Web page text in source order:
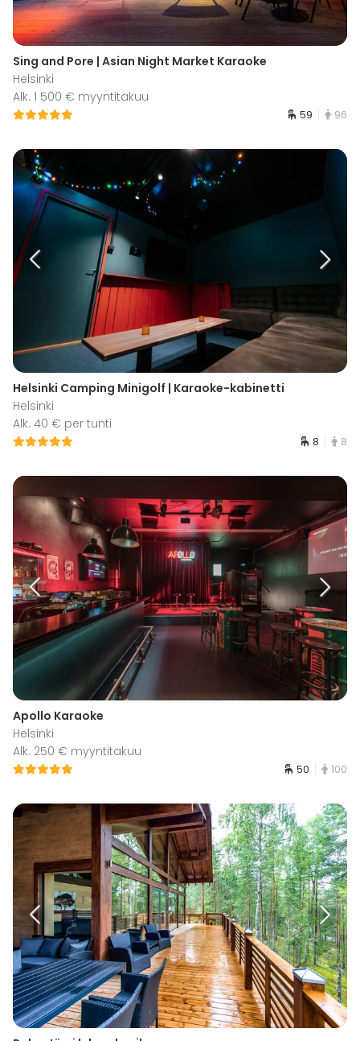
Sing and Pore | Asian Night Market Karaoke
Helsinki
Alk. 1 500 € myyntitakuu
59 96
Helsinki Camping Minigolf | Karaoke-kabinetti
Helsinki
Alk. 40 € per tunti
8 8
Apollo Karaoke
Helsinki
Alk. 250 € myyntitakuu
50 100